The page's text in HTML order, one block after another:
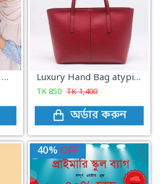
Loupin Backpack For Men Women ( Black ) Luxury Hand Bag atypical leather
TK850 TK1,400
অর্ডার করুন
40% OFF